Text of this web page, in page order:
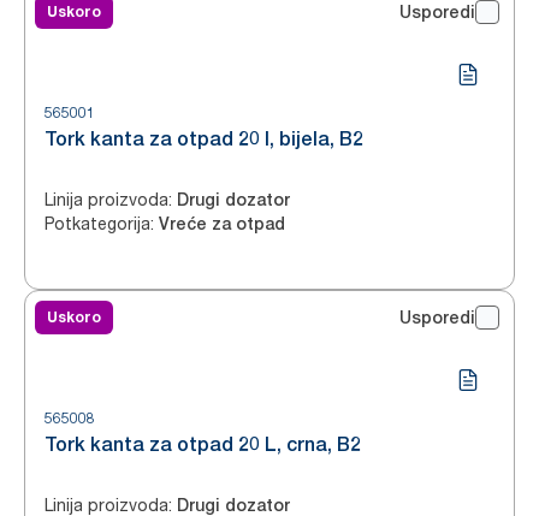
Uskoro Usporedi
565001
Tork kanta za otpad 20 l, bijela, B2
Linija proizvoda: Drugi dozator
Potkategorija: Vreće za otpad
Uskoro Usporedi
565008
Tork kanta za otpad 20 L, crna, B2
Linija proizvoda: Drugi dozator